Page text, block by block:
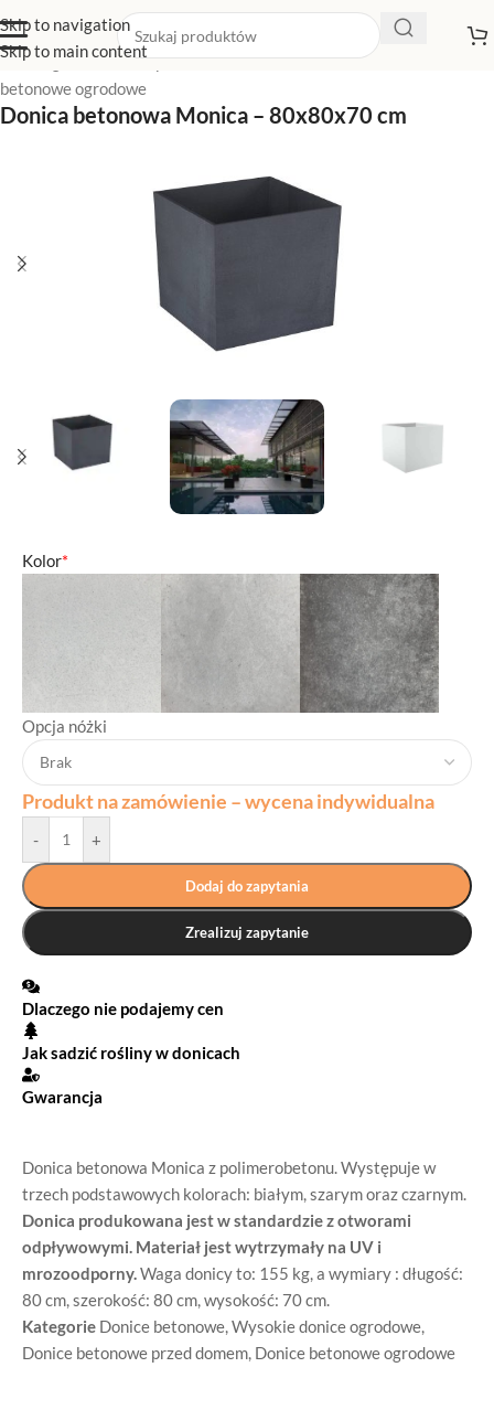
Skip to navigation
Skip to main content
Strona główna/Sklep z donicami/Donice betonowe
betonowe ogrodowe
Donica betonowa Monica – 80x80x70 cm
Donica betonowa Monica z polimerobetonu. Występuje w
trzech podstawowych kolorach: białym, szarym oraz czarnym.
Donica produkowana jest w standardzie z otworami
odpływowymi. Materiał jest wytrzymały na UV i
mrozoodporny.Waga donicy to: 155 kg, a wymiary : długość:
80 cm, szerokość: 80 cm, wysokość: 70 cm.
Kategorie Donice betonowe,Wysokie donice ogrodowe,
Donice betonowe przed domem, Donice betonowe ogrodowe
*
Kolor
Opcja nóżki
Produkt na zamówienie – wycena indywidualna
- +
Dodaj do zapytania
Zrealizuj zapytanie
Dlaczego nie podajemy cen
Jak sadzić rośliny w donicach
Gwarancja